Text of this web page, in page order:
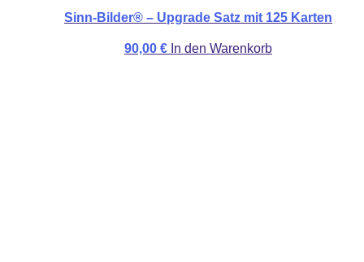
Sinn-Bilder® – Upgrade Satz mit 125 Karten
90,00 € In den Warenkorb